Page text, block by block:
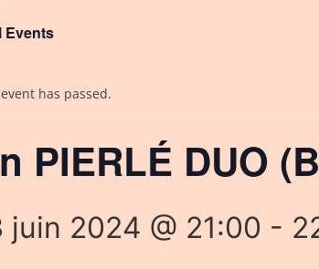
Events
has passed.
PIERLÉ DUO
juin 2024 @ 21:00 -